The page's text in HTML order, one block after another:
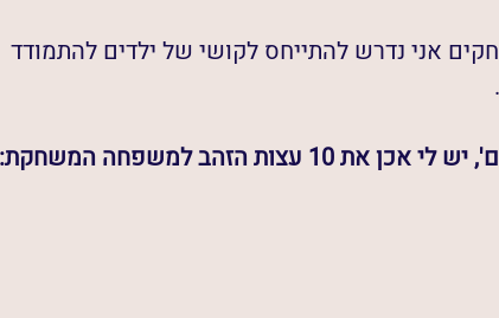
אני נדרש להתייחס לקושי של ילדים להתמודד
הזהב למשפחה המשחקת: